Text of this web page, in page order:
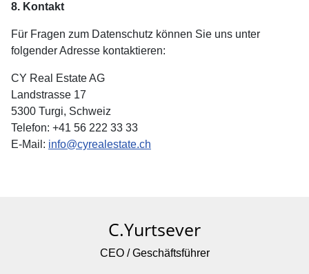
8. Kontakt
Für Fragen zum Datenschutz können Sie uns unter
folgender Adresse kontaktieren:
CY Real Estate AG
Landstrasse 17
5300 Turgi, Schweiz
Telefon: +41 56 222 33 33
E-Mail: info@cyrealestate.ch
C.Yurtsever
CEO / Geschäftsführer